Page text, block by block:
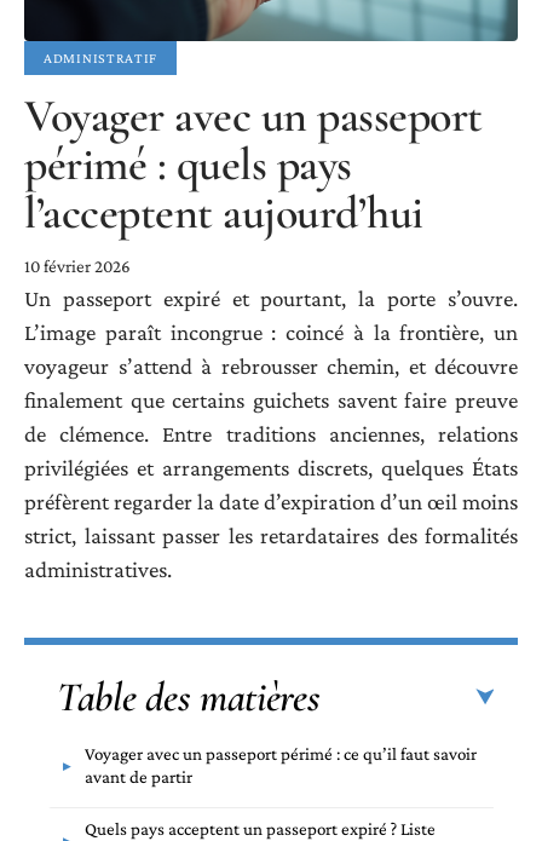
ADMINISTRATIF
Voyager avec un passeport
périmé : quels pays
l’acceptent aujourd’hui
10 février 2026
Un passeport expiré et pourtant, la porte s’ouvre.
L’image paraît incongrue : coincé à la frontière, un
voyageur s’attend à rebrousser chemin, et découvre
finalement que certains guichets savent faire preuve
de clémence. Entre traditions anciennes, relations
privilégiées et arrangements discrets, quelques États
préfèrent regarder la date d’expiration d’un œil moins
strict, laissant passer les retardataires des formalités
administratives.
Table des matières
Voyager avec un passeport périmé : ce qu’il faut savoir
avant de partir
Quels pays acceptent un passeport expiré ? Liste